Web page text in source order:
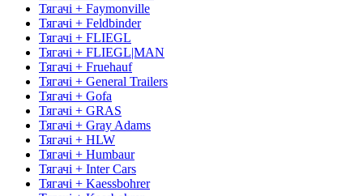
Тягачі + Faymonville
Тягачі + Feldbinder
Тягачі + FLIEGL
Тягачі + FLIEGL|MAN
Тягачі + Fruehauf
Тягачі + General Trailers
Тягачі + Gofa
Тягачі + GRAS
Тягачі + Gray Adams
Тягачі + HLW
Тягачі + Humbaur
Тягачі + Inter Cars
Тягачі + Kaessbohrer